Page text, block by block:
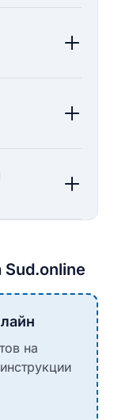
Sud.online
на